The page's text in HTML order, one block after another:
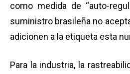
como medida de “auto-
suministro brasileña no
adicionen a la etiqueta esta
Para la industria, la